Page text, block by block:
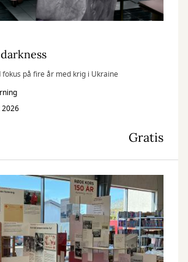
fokus på fire år med krig i Ukraine
2026
Gratis